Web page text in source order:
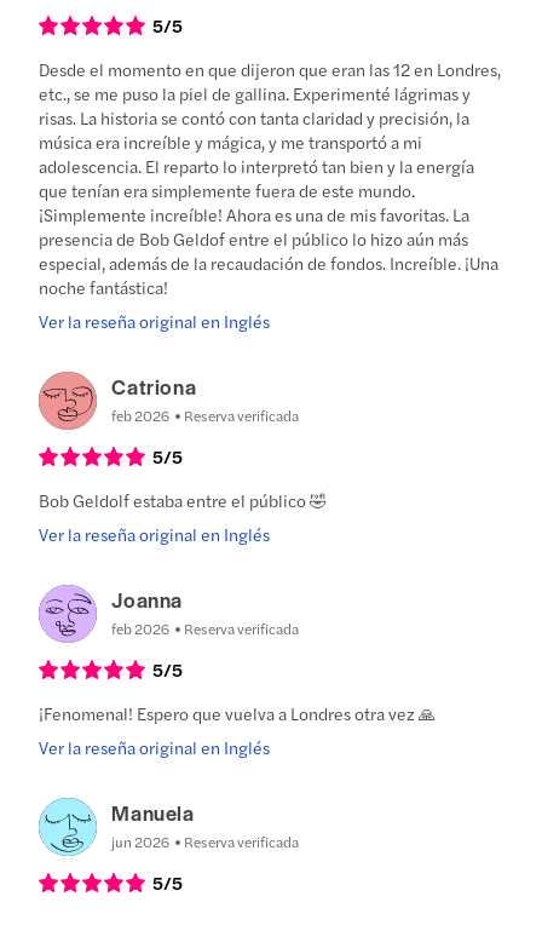
5/5
Desde el momento en que dijeron que eran las 12 en Londres,
etc., se me puso la piel de gallina. Experimenté lágrimas y
risas. La historia se contó con tanta claridad y precisión, la
música era increíble y mágica, y me transportó a mi
adolescencia. El reparto lo interpretó tan bien y la energía
que tenían era simplemente fuera de este mundo.
¡Simplemente increíble! Ahora es una de mis favoritas. La
presencia de Bob Geldof entre el público lo hizo aún más
especial, además de la recaudación de fondos. Increíble. ¡Una
noche fantástica!
Ver la reseña original en Inglés
Catriona
feb 2026 Reserva verificada
5/5
Bob Geldolf estaba entre el público 🤣
Ver la reseña original en Inglés
Joanna
feb 2026 Reserva verificada
5/5
¡Fenomenal! Espero que vuelva a Londres otra vez 🙏
Ver la reseña original en Inglés
Manuela
jun 2026 Reserva verificada
5/5